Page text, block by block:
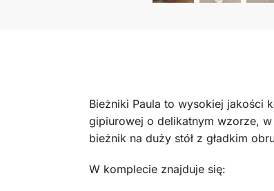
Bieżniki Paula to wysokiej jakości
gipiurowej o delikatnym wzorze, w
bieżnik na duży stół z gładkim
W komplecie znajduje się: